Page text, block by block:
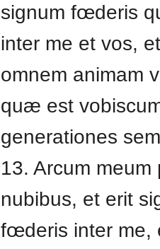
signum fœderis
inter me et vos,
omnem animam
quæ est
generationes
13. Arcum meum
nubibus, et erit
fœderis inter me,